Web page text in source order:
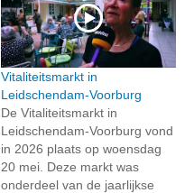
Vitaliteitsmarkt in
Leidschendam-Voorburg
De Vitaliteitsmarkt in
Leidschendam-Voorburg vond
in 2026 plaats op woensdag
20 mei. Deze markt was
onderdeel van de jaarlijkse